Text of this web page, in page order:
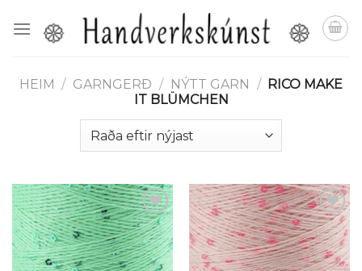
HEIM / GARNGERÐ / NÝTT GARN / RICO MAKE
IT BLÜMCHEN
Setja á
óskalista
Setja á
óskalista